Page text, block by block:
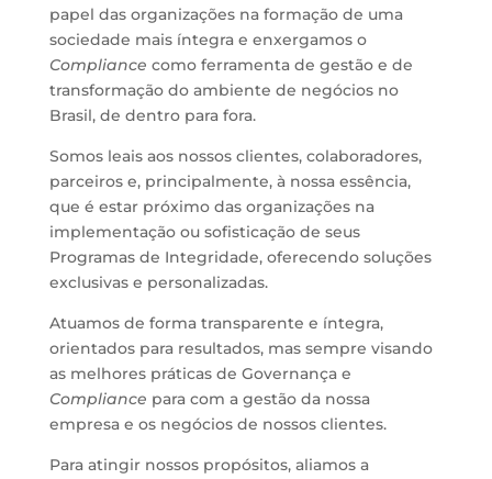
papel das organizações na formação de uma
sociedade mais íntegra e enxergamos o
Compliance como ferramenta de gestão e de
transformação do ambiente de negócios no
Brasil, de dentro para fora.
Somos leais aos nossos clientes, colaboradores,
parceiros e, principalmente, à nossa essência,
que é estar próximo das organizações na
implementação ou sofisticação de seus
Programas de Integridade, oferecendo soluções
exclusivas e personalizadas.
Atuamos de forma transparente e íntegra,
orientados para resultados, mas sempre visando
as melhores práticas de Governança e
Compliance para com a gestão da nossa
empresa e os negócios de nossos clientes.
Para atingir nossos propósitos, aliamos a